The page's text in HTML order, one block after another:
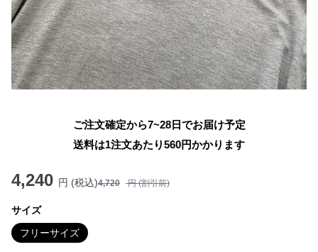
ご注文確定から7~28日でお届け予定
送料は1注文あたり560円かかります
4,240 円 (税込)4,720 円 (割引前)
サイズ
フリーサイズ